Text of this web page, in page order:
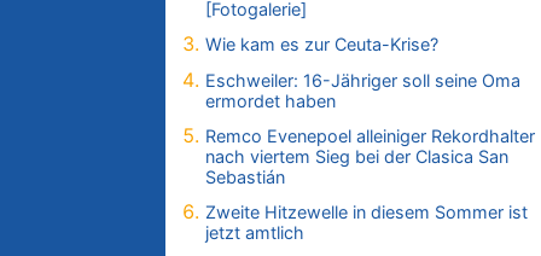
amtlich
06.08.2026 - 14:57 von Hugo Egon
von Sinnen zu
Zweite Hitzewelle in diesem Sommer ist
amtlich
Zurück an den Rhein: Hendrich wechselt
zum 1. FC Köln
[Fotogalerie]
Wie kam es zur Ceuta-Krise?
Eschweiler: 16-Jähriger soll seine Oma
ermordet haben
Remco Evenepoel alleiniger Rekordhalter
nach viertem Sieg bei der Clasica San
Sebastián
Zweite Hitzewelle in diesem Sommer ist
jetzt amtlich